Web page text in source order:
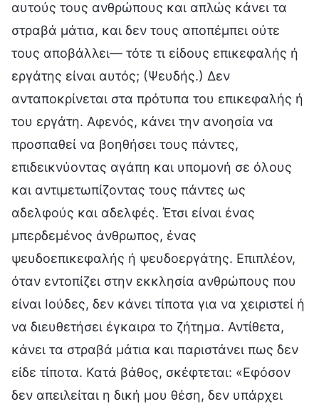
αυτούς τους ανθρώπους και απλώς κάνει τα
στραβά μάτια, και δεν τους αποπέμπει ούτε
τους αποβάλλει— τότε τι είδους επικεφαλής ή
εργάτης είναι αυτός; (Ψευδής.) Δεν
ανταποκρίνεται στα πρότυπα του επικεφαλής ή
του εργάτη. Αφενός, κάνει την ανοησία να
προσπαθεί να βοηθήσει τους πάντες,
επιδεικνύοντας αγάπη και υπομονή σε όλους
και αντιμετωπίζοντας τους πάντες ως
αδελφούς και αδελφές. Έτσι είναι ένας
μπερδεμένος άνθρωπος, ένας
ψευδοεπικεφαλής ή ψευδοεργάτης. Επιπλέον,
όταν εντοπίζει στην εκκλησία ανθρώπους που
είναι Ιούδες, δεν κάνει τίποτα για να χειριστεί ή
να διευθετήσει έγκαιρα το ζήτημα. Αντίθετα,
κάνει τα στραβά μάτια και παριστάνει πως δεν
είδε τίποτα. Κατά βάθος, σκέφτεται: «Εφόσον
δεν απειλείται η δική μου θέση, δεν υπάρχει